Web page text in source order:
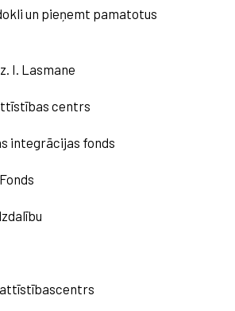
un pieņemt pamatotus
I. Lasmane
centrs
integrācijas fonds